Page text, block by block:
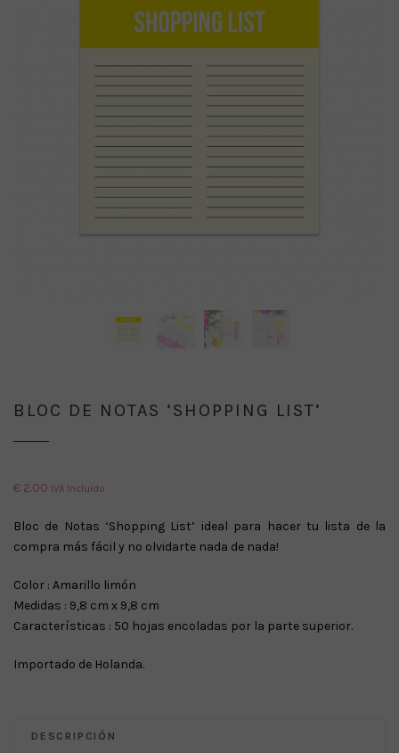
BLOC DE NOTAS ‘SHOPPING LIST’
€ 2.00 IVA Incluido
Bloc de Notas ‘Shopping List’ ideal para hacer tu lista de la
compra más fácil y no olvidarte nada de nada!
Color : Amarillo limón
Medidas : 9,8 cm x 9,8 cm
Características : 50 hojas encoladas por la parte superior.
Importado de Holanda.
DESCRIPCIÓN